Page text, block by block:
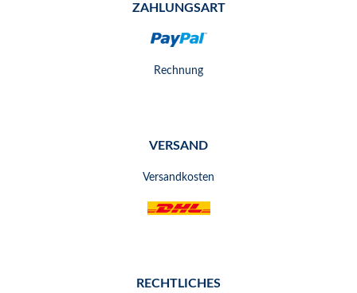
ZAHLUNGSART
Rechnung
VERSAND
Versandkosten
RECHTLICHES